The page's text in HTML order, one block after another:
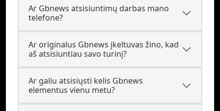
Ar Gbnews atsisiuntimų darbas mano
telefone?
Ar originalus Gbnews įkeltuvas žino, kad
aš atsisiuntiau savo turinį?
Ar galiu atsisiųsti kelis Gbnews
elementus vienu metu?